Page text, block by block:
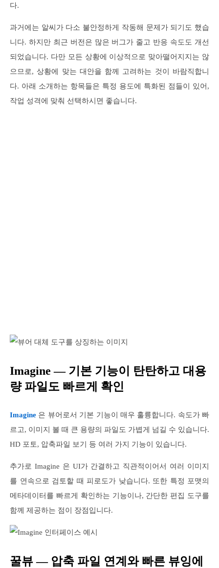
다.
과거에는 알씨가 다소 불안정하게 작동해 문제가 되기도 했습
니다. 하지만 최근 버전은 많은 버그가 줄고 반응 속도도 개선
되었습니다. 다만 모든 상황에 이상적으로 맞아떨어지지는 않
으므로, 상황에 맞는 대안을 함께 고려하는 것이 바람직합니
다. 아래 소개하는 항목들은 특정 용도에 특화된 점들이 있어,
작업 성격에 맞춰 선택하시면 좋습니다.
Imagine — 기본 기능이 탄탄하고 대용
량 파일도 빠르게 확인
Imagine 은 뷰어로서 기본 기능이 매우 훌륭합니다. 속도가 빠
르고, 이미지 볼 때 큰 용량의 파일도 가볍게 넘길 수 있습니다.
HD 포토, 압축파일 보기 등 여러 가지 기능이 있습니다.
추가로 Imagine 은 UI가 간결하고 직관적이어서 여러 이미지
를 연속으로 검토할 때 피로도가 낮습니다. 또한 특정 포맷의
메타데이터를 빠르게 확인하는 기능이나, 간단한 편집 도구를
함께 제공하는 점이 장점입니다.
꿀뷰 — 압축 파일 연계와 빠른 뷰잉에